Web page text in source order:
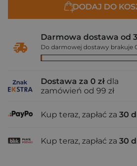
DODAJ DO
Darmowa dostawa od
Do darmowej dostawy brakuje
Dostawa za 0 zł dla
zamówień od 99 zł
Kup teraz, zapłać za 30
Kup teraz, zapłać za 30